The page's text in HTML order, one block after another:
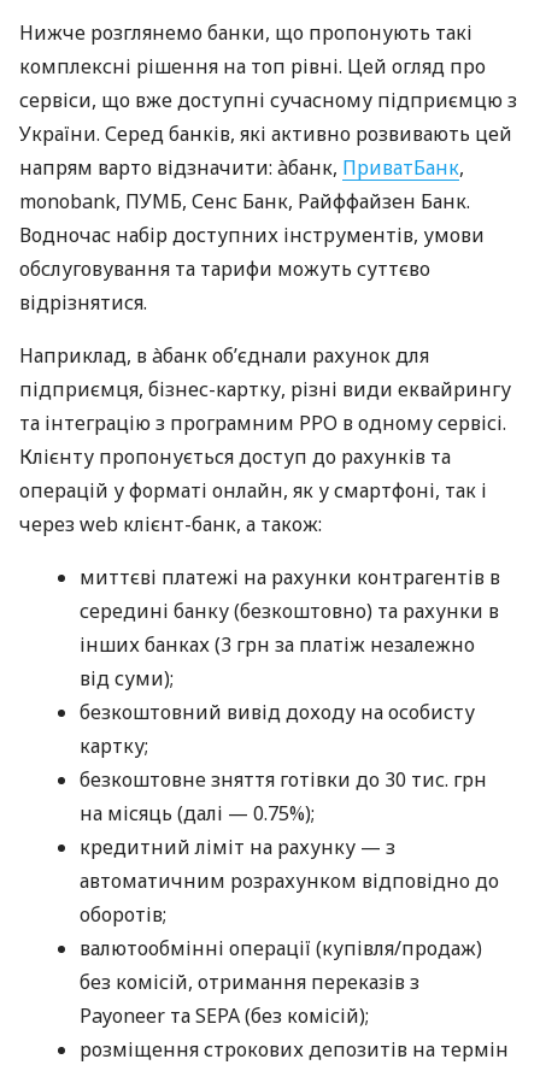
Нижче розглянемо банки, що пропонують такі
комплексні рішення на топ рівні. Цей огляд про
сервіси, що вже доступні сучасному підприємцю з
України. Серед банків, які активно розвивають цей
напрям варто відзначити: àбанк, ПриватБанк,
monobank, ПУМБ, Сенс Банк, Райффайзен Банк.
Водночас набір доступних інструментів, умови
обслуговування та тарифи можуть суттєво
відрізнятися.
Наприклад, в àбанк об’єднали рахунок для
підприємця, бізнес-картку, різні види еквайрингу
та інтеграцію з програмним РРО в одному сервісі.
Клієнту пропонується доступ до рахунків та
операцій у форматі онлайн, як у смартфоні, так і
через web клієнт-банк, а також:
миттєві платежі на рахунки контрагентів в
середині банку (безкоштовно) та рахунки в
інших банках (3 грн за платіж незалежно
від суми);
безкоштовний вивід доходу на особисту
картку;
безкоштовне зняття готівки до 30 тис. грн
на місяць (далі — 0.75%);
кредитний ліміт на рахунку — з
автоматичним розрахунком відповідно до
оборотів;
валютообмінні операції (купівля/продаж)
без комісій, отримання переказів з
Payoneer та SEPA (без комісій);
розміщення строкових депозитів на термін